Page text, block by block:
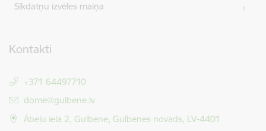
Sīkdatņu izvēles maiņa
Kontakti
+371 64497710
E-pasts:
dome@gulbene.lv
Ābeļu iela 2, Gulbene, Gulbenes novads, LV-4401